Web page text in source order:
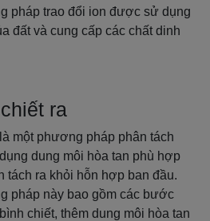
pháp trao đổi ion được sử dụng
đất và cung cấp các chất dinh
ra
một phương pháp phân tách
dung môi hòa tan phù hợp
tách ra khỏi hỗn hợp ban đầu.
pháp này bao gồm các bước
chiết, thêm dung môi hòa tan